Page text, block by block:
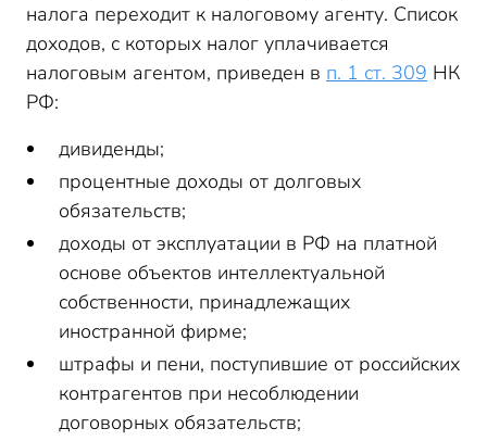
налога переходит к налоговому агенту. Список
доходов, с которых налог уплачивается
налоговым агентом, приведен в п. 1 ст. 309 НК
РФ:
дивиденды;
процентные доходы от долговых
обязательств;
доходы от эксплуатации в РФ на платной
основе объектов интеллектуальной
собственности, принадлежащих
иностранной фирме;
штрафы и пени, поступившие от российских
контрагентов при несоблюдении
договорных обязательств;